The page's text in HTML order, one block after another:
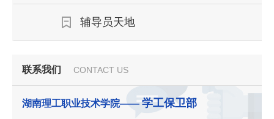
辅导员天地
联系我们 CONTACT US
湖南理工职业技术学院—— 学工保卫部